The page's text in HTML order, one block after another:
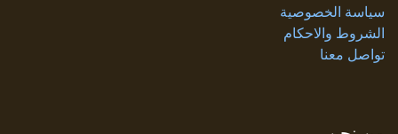
سياسة الخصوصية
الشروط والاحكام
تواصل معنا